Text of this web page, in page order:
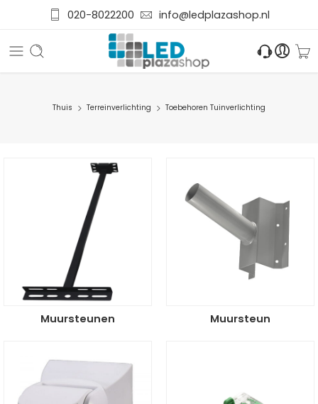
020-8022200 info@ledplazashop.nl
Thuis Terreinverlichting Toebehoren Tuinverlichting
Muursteunen Muursteun